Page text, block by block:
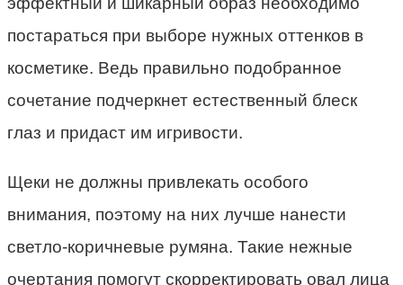
постараться при выборе нужных оттенков в
косметике. Ведь правильно подобранное
сочетание подчеркнет естественный блеск
глаз и придаст им игривости.
Щеки не должны привлекать особого
внимания, поэтому на них лучше нанести
светло-коричневые румяна. Такие нежные
очертания помогут скорректировать овал лица